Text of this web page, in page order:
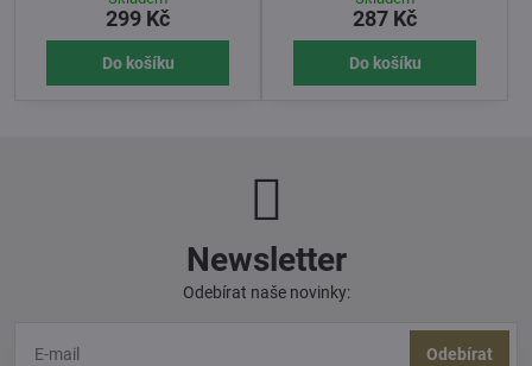
299 Kč
Do košíku
287 Kč
Do košíku
Newsletter
Odebírat naše novinky:
Odebírat